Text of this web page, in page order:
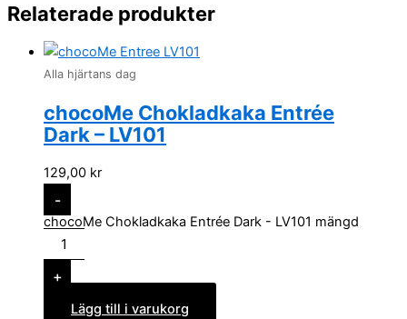
Relaterade produkter
Alla hjärtans dag
chocoMe Chokladkaka Entrée
Dark – LV101
129,00 kr
-
chocoMe Chokladkaka Entrée Dark - LV101 mängd
+
Lägg till i varukorg